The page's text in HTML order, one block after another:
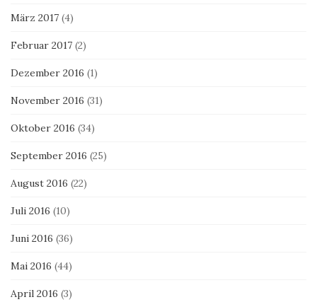
März 2017 (4)
Februar 2017 (2)
Dezember 2016 (1)
November 2016 (31)
Oktober 2016 (34)
September 2016 (25)
August 2016 (22)
Juli 2016 (10)
Juni 2016 (36)
Mai 2016 (44)
April 2016 (3)